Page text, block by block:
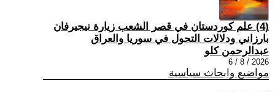
(4) علم كوردستان في قصر الشعب زيارة نيجيرفان
بارزاني ودلالات التحول في سوريا والعراق
عبدالرحمن كلو
2026 / 8 / 6
مواضيع وابحاث سياسية